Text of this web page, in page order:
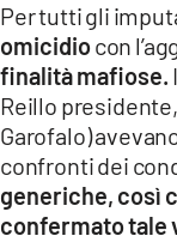
Per tutti gli
omicidiocon
finalità mafiose.
Reillo
Garofalo)
confronti dei
generiche, così
confermato tale